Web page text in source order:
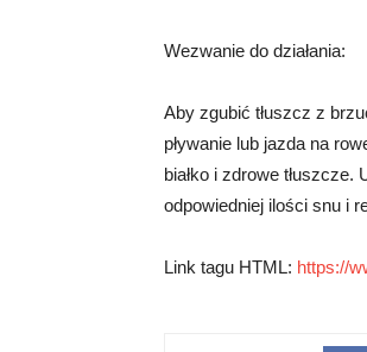
Wezwanie do działania:
Aby zgubić tłuszcz z
pływanie lub jazda na
białko i zdrowe
odpowiedniej ilości snu i
Link tagu HTML: https://